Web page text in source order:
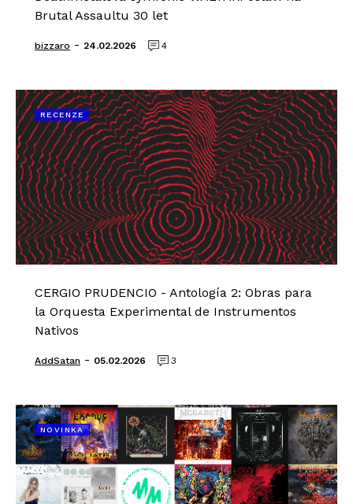
Brutal Assaultu 30 let
bizzaro - 24.02.2026 4
RECENZE
CERGIO PRUDENCIO - Antología 2: Obras para
la Orquesta Experimental de Instrumentos
Nativos
AddSatan - 05.02.2026 3
NOVINKA